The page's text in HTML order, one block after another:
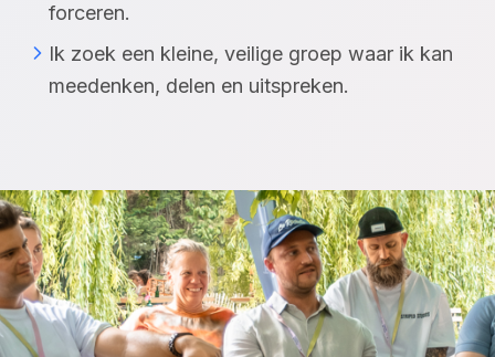
forceren.
Ik zoek een kleine, veilige groep waar ik kan
meedenken, delen en uitspreken.